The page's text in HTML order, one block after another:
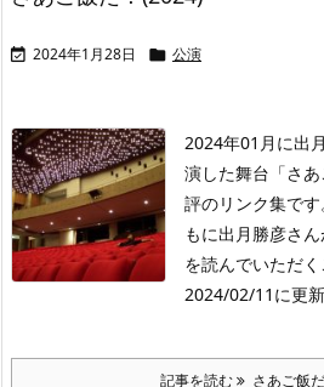
 2024年1月28日  公演
2024年01月に出
演した舞台「さ
評のリンク集で
もに出月勝彦さ
を読んでいただ
2024/02/11に更
記事を読む さあご飯